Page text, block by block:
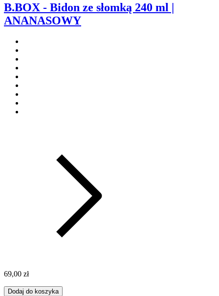
B.BOX - Bidon ze słomką 240 ml |
ANANASOWY
69,00 zł
Dodaj do koszyka